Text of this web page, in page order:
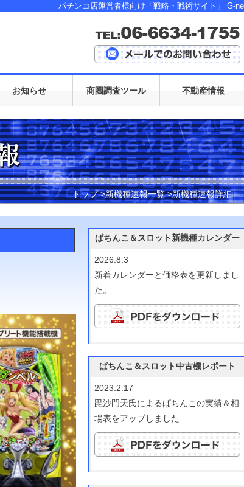
パチンコ店運営者様向け「戦略・戦術サイト」 G-
お知らせ 商圏調査ツール 不動産情報
トップ>新機種速報一覧>新機種速報詳細
ぱちんこ＆スロット新機種カレンダー
2026.8.3
新着カレンダーと価格表を更新しまし
た。
ぱちんこ＆スロット中古機レポート
2023.2.17
毘沙門天氏によるぱちんこの実績＆相
場表をアップしました